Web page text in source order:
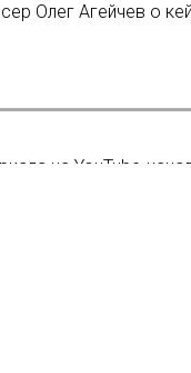
Олег Агейчев о
на YouTube-